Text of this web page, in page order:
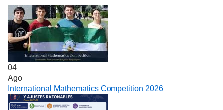
04
Ago
International Mathematics Competition 2026